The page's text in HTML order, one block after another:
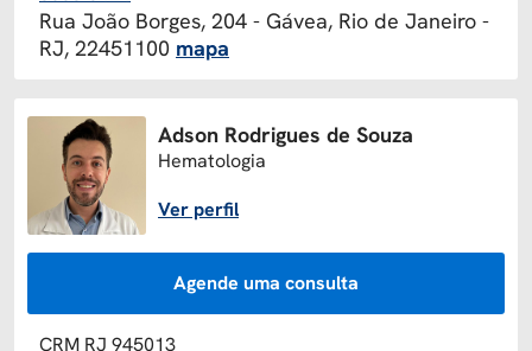
Rua João Borges, 204 - Gávea, Rio de Janeiro -
RJ, 22451100 mapa
Adson Rodrigues de Souza
Hematologia
Ver perfil
Agende uma consulta
CRM RJ 945013